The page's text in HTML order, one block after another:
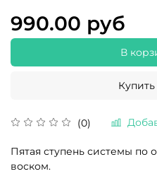
(0)
990.00 руб
В
Купить
Пятая ступень системы
воском.